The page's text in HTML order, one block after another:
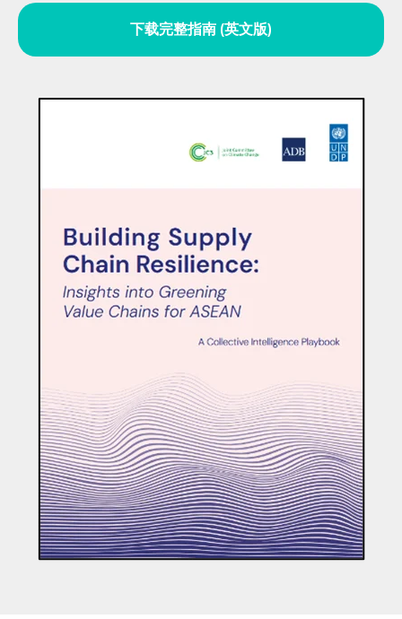
下载完整指南 (英文版)